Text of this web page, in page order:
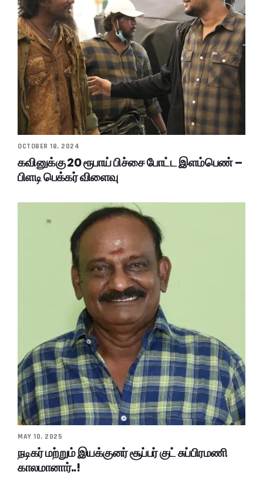
OCTOBER 18, 2024
கவினுக்கு 20 ரூபாய் பிச்சை போட்ட இளம்பெண் –
பிளடி பெக்கர் விளைவு
MAY 10, 2025
நடிகர் மற்றும் இயக்குனர் சூப்பர் குட் சுப்பிரமணி
காலமானார்..!